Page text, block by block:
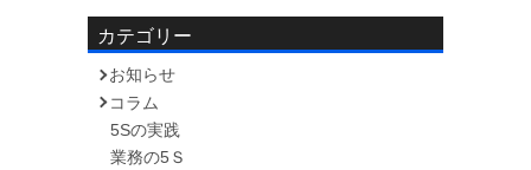
容:
カテゴリー
お知らせ
コラム
5Sの実践
業務の5Ｓ